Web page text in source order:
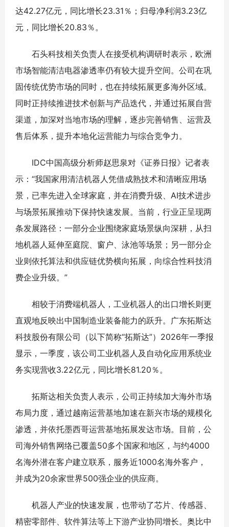
达42.27亿元，同比增长23.31％；归母净利润3.23亿
元，同比增长20.83％。
石头科技相关负责人在接受机构调研时表示，欧洲
市场智能清洁电器渗透率仍有较大提升空间。公司在巩
固传统优势市场的同时，也在持续拓展更多海外区域。
同时正持续推进技术创新与产品迭代，并通过拓展自营
渠道，加深对当地市场的理解，逐步完善销售、运营及
售后体系，提升本地化运营能力与综合竞争力。
IDC中国高级分析师赵思泉对《证券日报》记者表
示：“我国家用清洁机器人凭借成熟技术和清晰应用场
景，已率先进入全球家庭，并在消费升级、AI技术进步
与场景拓展推动下保持快速发展。当前，行业正呈现两
条发展路径：一部分企业围绕家庭场景纵向深耕，从扫
地机器人延伸至庭院、窗户、泳池等场景；另一部分企
业则依托算法和供应链优势横向拓展，向综合性科技消
费企业升级。”
相较于消费端机器人，工业机器人的出口增长则更
直观地反映出中国制造业装备能力的跃升。广东拓斯达
科技股份有限公司（以下简称“拓斯达”）2026年一季报
显示，一季度，该公司工业机器人及自动化应用系统业
务实现营收3.22亿元，同比增长81.20％。
拓斯达相关负责人表示，公司正持续加大海外市场
布局力度，通过越南运营基地加速在新兴市场的规模化
渗透，并依托墨西哥运营基地拓展发达市场。目前，公
司海外销售网络已覆盖50多个国家和地区，与约4000
名海外潜在客户建立联系，服务近1000名海外客户，
并成为20余家世界500强企业的供应商。
机器人产业的快速发展，也带动了芯片、传感器、
精密零部件、软件算法等上下游产业协同增长。奥比中